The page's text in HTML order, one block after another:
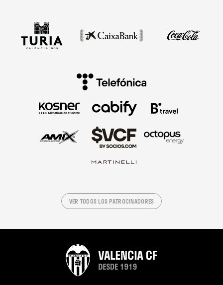
VER TODOS LOS PATROCINADORES